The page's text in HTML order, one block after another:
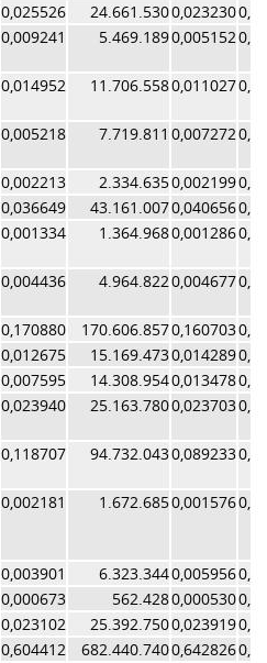
0,025526 24.661.5300,023230
0,009241 5.469.1890,005152
0,014952 11.706.5580,011027
0,005218 7.719.811 0,007272
0,002213 2.334.6350,002199
0,036649 43.161.0070,040656
0,001334 1.364.9680,001286
0,004436 4.964.8220,004677
0,170880 170.606.8570,160703
0,012675 15.169.4730,014289
0,007595 14.308.9540,013478
0,023940 25.163.7800,023703
0,118707 94.732.0430,089233
0,002181 1.672.6850,001576
0,003901 6.323.3440,005956
0,000673 562.4280,000530
0,023102 25.392.7500,023919
0,604412 682.440.7400,642826